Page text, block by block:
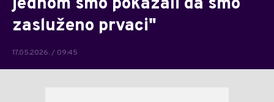
zasluženo prvaci"
17.05.2026. / 09:45